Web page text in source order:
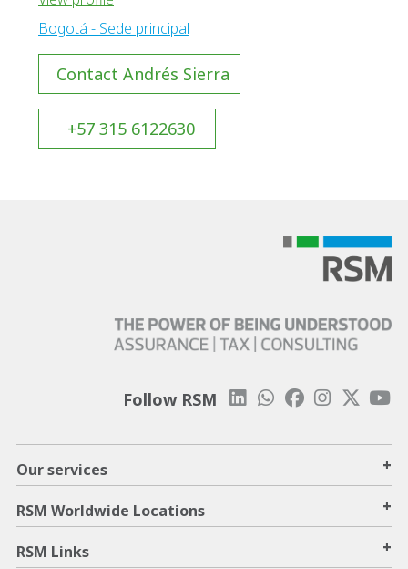
Bogotá - Sede principal
Contact Andrés Sierra
+57 315 6122630
Follow RSM
Our services +
RSM Worldwide Locations +
RSM Links +